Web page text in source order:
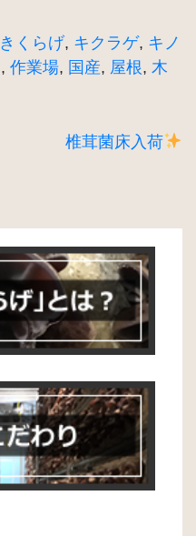
きくらげ, キクラゲ, キノ
, 作業場, 国産, 屋根, 木
椎茸菌床入荷